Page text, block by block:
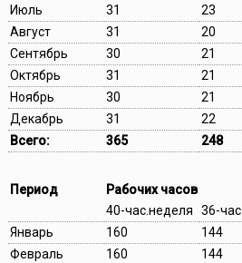
Июль
31 23
Август
31 20
Сентябрь
30 21
Октябрь
31 21
Ноябрь
30 21
Декабрь
31 22
Всего:
365 248
Период
Рабочих часов
40-час.неделя
36-час.
Январь
160 144
Февраль
160 144